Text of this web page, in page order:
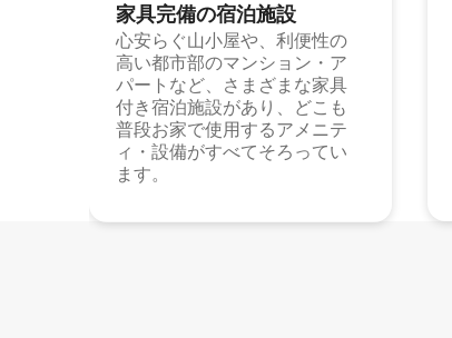
家具完備の宿⁠泊⁠施⁠設
心安らぐ山小屋や、利便性の
高い都市部のマンション・ア
パートなど、さまざまな家具
付き宿泊施設があり、どこも
普段お家で使用するアメニテ
ィ・設備がすべてそろってい
ます。